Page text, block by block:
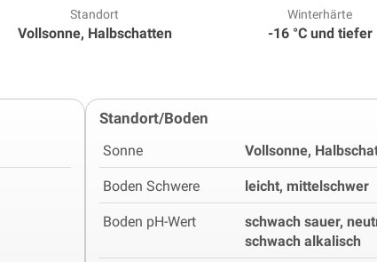
Standort
Vollsonne, Halbschatten
Winterhärte
-16 °C und tiefer
Standort/Boden
Sonne Vollsonne,
Boden Schwere leicht, mittelschwer
Boden pH-Wert
schwach sauer,
schwach alkalisch